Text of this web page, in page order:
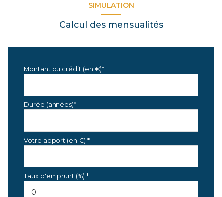
SIMULATION
Calcul des mensualités
Montant du crédit (en €)*
Durée (années)*
Votre apport (en €) *
Taux d'emprunt (%) *